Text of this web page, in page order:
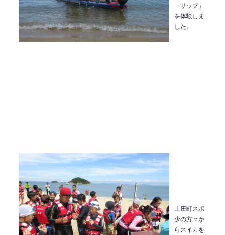
「サップ」
を体験しま
した。
土庄町スポ
少の方々か
らスイカを